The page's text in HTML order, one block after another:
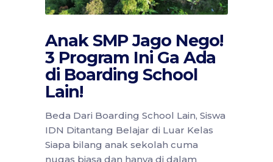
Anak SMP Jago Nego!
3 Program Ini Ga Ada
di Boarding School
Lain!
Beda Dari Boarding School Lain, Siswa
IDN Ditantang Belajar di Luar Kelas
Siapa bilang anak sekolah cuma
nugas biasa dan hanya di dalam